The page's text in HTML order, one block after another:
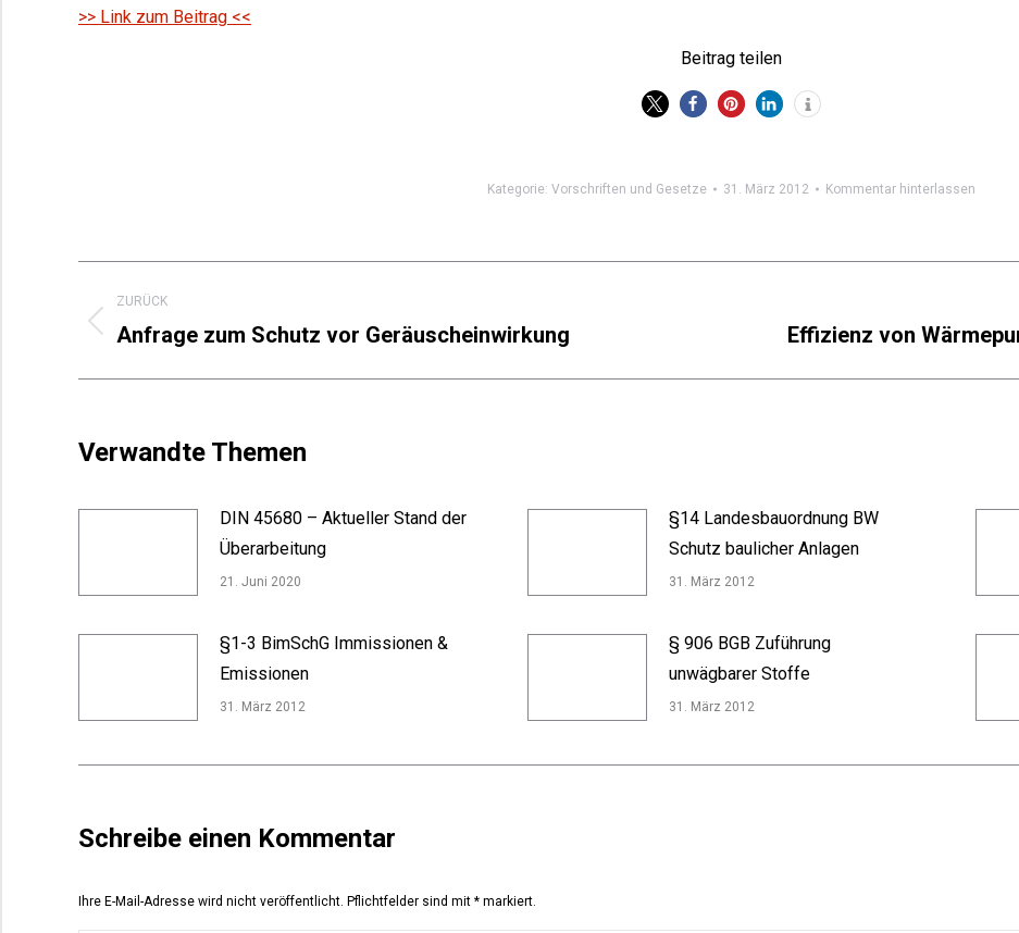
>> Link zum Beitrag <<
Beitrag teilen
Kategorie: Vorschriften und Gesetze 31. März 2012 Kommentar hinterlassen
Kommentarnavigation
ZURÜCK
Vorheriger
Anfrage zum Schutz vor Geräuscheinwirkung
Nächster
Effizienz von
Verwandte Themen
DIN 45680 – Aktueller Stand der
Überarbeitung
21. Juni 2020
§14 Landesbauordnung BW
Schutz baulicher Anlagen
31. März 2012
§1-3 BimSchG Immissionen &
Emissionen
31. März 2012
§ 906 BGB Zuführung
unwägbarer Stoffe
31. März 2012
Schreibe einen Kommentar
Ihre E-Mail-Adresse wird nicht veröffentlicht. Pflichtfelder sind mit * markiert.